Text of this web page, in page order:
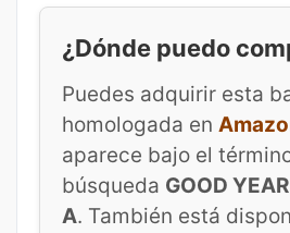
¿Dónde puedo
Puedes adquirir esta
homologada en
aparece bajo el
búsqueda GOOD
A. También está